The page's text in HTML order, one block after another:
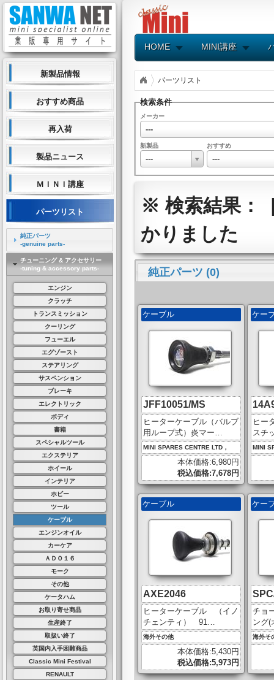
新製品情報
おすすめ商品
再入荷
製品ニュース
ＭＩＮＩ講座
パーツリスト
純正パーツ
-genuine parts-
チューニング & アクセサリー
-tuning & accessory parts-
エンジン
クラッチ
トランスミッション
クーリング
フューエル
エグゾースト
ステアリング
サスペンション
ブレーキ
エレクトリック
ボディ
書籍
スペシャルツール
エクステリア
ホイール
インテリア
ホビー
ツール
ケーブル
エンジンオイル
カーケア
ＡＤＯ１６
モーク
その他
ケータハム
お取り寄せ商品
生産終了
取扱い終了
英国内入手困難商品
Classic Mini Festival
RENAULT
HOME MINI講座
パーツリスト
検索条件
メーカー
---
新製品
---
おすすめ
---
※ 検索結果
かりました
純正パーツ (0)
ケーブル
JFF10051/MS
ヒーターケーブル（バルブ
用ループ式）炎マー…
MINI SPARES CENTRE LTD，
本体価格:6,980円
税込価格:7,678円
ケー
ヒー
スチ
MINI
ケーブル
AXE2046
ヒーターケーブル （イノ
チェンティ） 91…
海外その他
本体価格:5,430円
税込価格:5,973円
ケー
チョ
ング
海外そ